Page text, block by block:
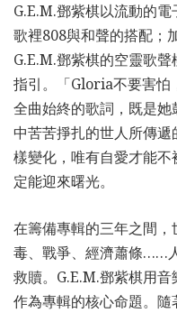
G.E.M.鄧紫棋以流動的
歌裡808與和聲的搭配；
G.E.M.鄧紫棋的空靈歌
指引。「Gloria不要害怕
全曲始終的歌詞，既是
中苦苦掙扎的世人所傳
樣變化，唯有自愛才能
定能迎來曙光。
在籌備專輯的三年之間
毒、戰爭、經濟蕭條……
救贖。G.E.M.鄧紫棋用音
作為專輯的核心命題。隨